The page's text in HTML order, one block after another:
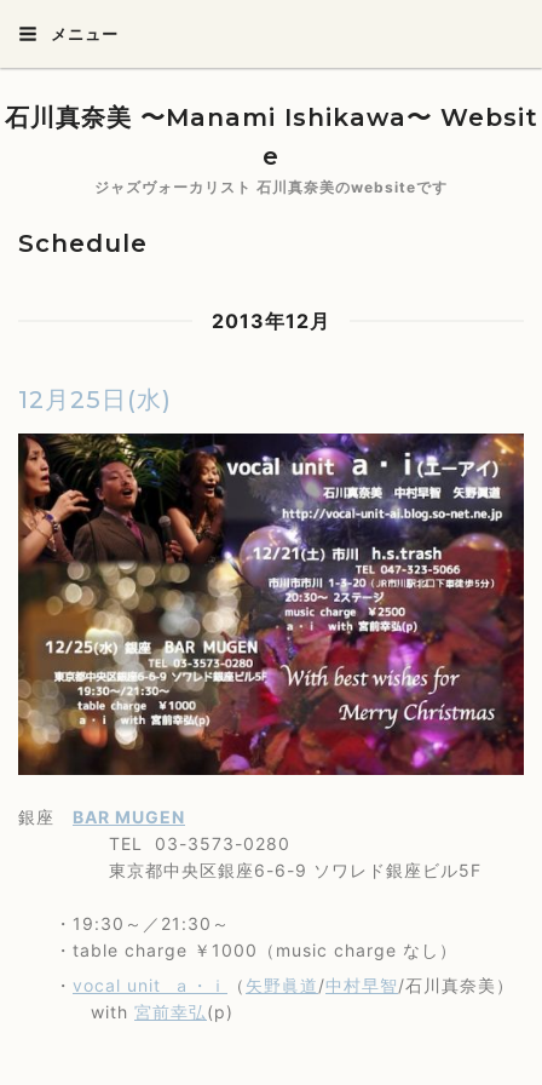
メニュー
石川真奈美 〜Manami Ishikawa〜 Websit
e
ジャズヴォーカリスト 石川真奈美のwebsiteです
Schedule
2013年12月
12月25日(水)
銀座 BAR MUGEN
TEL 03-3573-0280
東京都中央区銀座6-6-9 ソワレド銀座ビル5F
・19:30～／21:30～
・table charge ￥1000（music charge なし）
・ vocal unit ａ・ｉ （ 矢野眞道/中村早智/石川真奈美）
with 宮前幸弘(p)